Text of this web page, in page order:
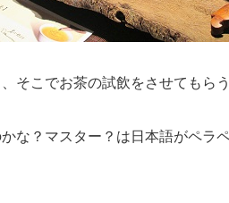
そこでお茶の試飲をさせてもらう
な？マスター？は日本語がペラ